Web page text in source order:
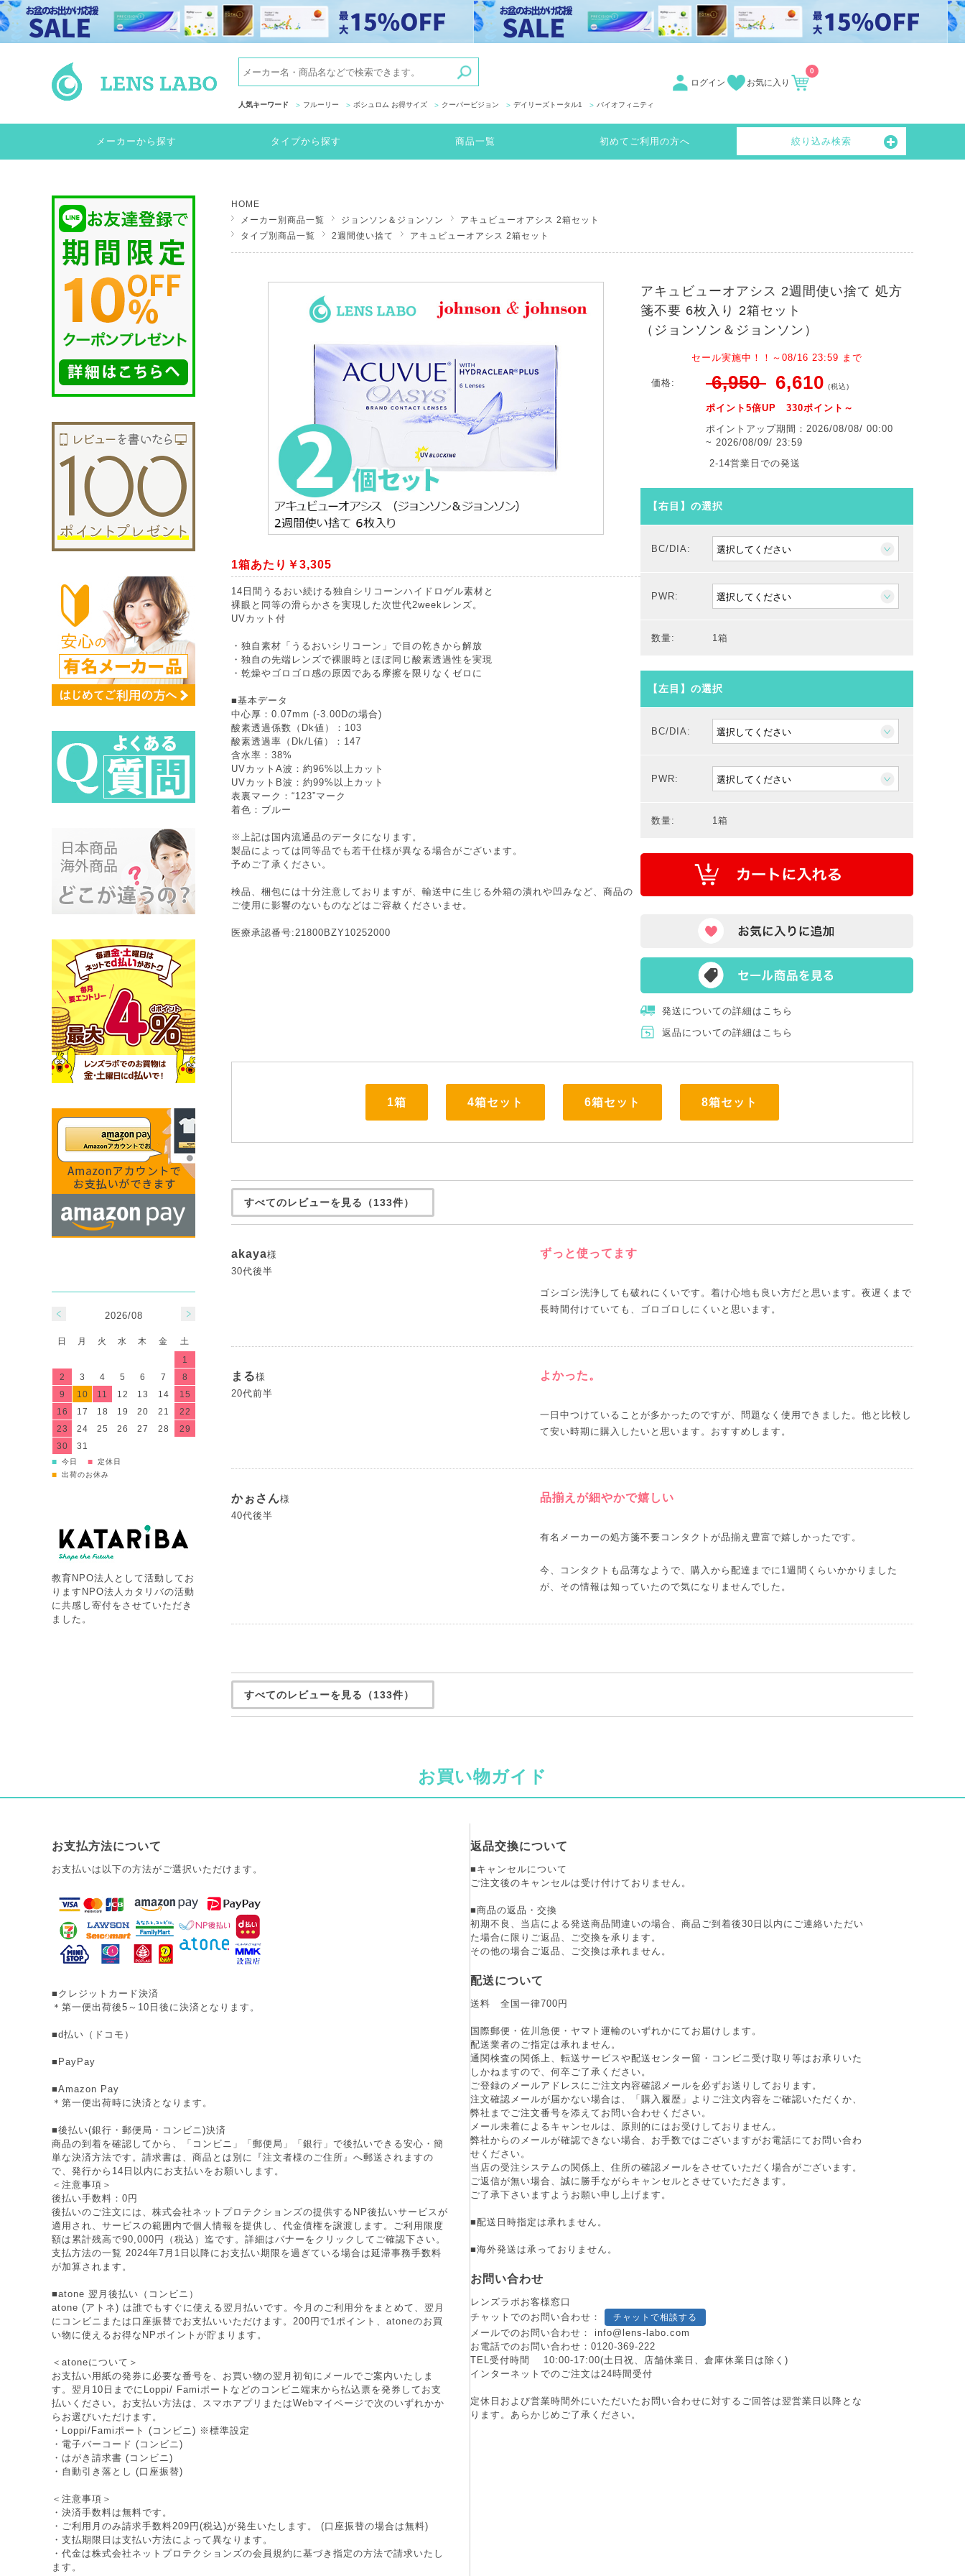
人気キーワード フルーリー ボシュロム お得サイズ クーパービジョン デイリーズトータル1 バイオフィニティ
ログイン お気に入り
0
メーカーから探す タイプから探す 商品一覧 初めてご利用の方へ 絞り込み検索
HOME
メーカー別商品一覧
ジョンソン＆ジョンソン
アキュビューオアシス 2箱セット
タイプ別商品一覧
2週間使い捨て アキュビューオアシス 2箱セット
1箱あたり￥3,305
14日間うるおい続ける独自シリコーンハイドロゲル素材と
裸眼と同等の滑らかさを実現した次世代2weekレンズ。
UVカット付
・独自素材「うるおいシリコーン」で目の乾きから解放
・独自の先端レンズで裸眼時とほぼ同じ酸素透過性を実現
・乾燥やゴロゴロ感の原因である摩擦を限りなくゼロに
■基本データ
中心厚：0.07mm (-3.00Dの場合)
酸素透過係数（Dk値）：103
酸素透過率（Dk/L値）：147
含水率：38%
UVカットA波：約96%以上カット
UVカットB波：約99%以上カット
表裏マーク：“123”マーク
着色：ブルー
※上記は国内流通品のデータになります。
製品によっては同等品でも若干仕様が異なる場合がございます。
予めご了承ください。
検品、梱包には十分注意しておりますが、輸送中に生じる外箱の潰れや凹みなど、商品の
ご使用に影響のないものなどはご容赦くださいませ。
医療承認番号:21800BZY10252000
アキュビューオアシス 2週間使い捨て 処方
箋不要 6枚入り 2箱セット
（ジョンソン＆ジョンソン）
セール実施中！！～08/16 23:59 まで
価格: 6,950 6,610 (税込)
ポイント5倍UP 330ポイント～
ポイントアップ期間：2026/08/08/ 00:00
~ 2026/08/09/ 23:59
2-14営業日での発送
【右目】の選択
BC/DIA:
PWR:
数量: 1箱
【左目】の選択
BC/DIA:
PWR:
数量: 1箱
発送についての詳細はこちら
返品についての詳細はこちら
1箱 4箱セット 6箱セット 8箱セット
すべてのレビューを見る（133件）
akaya様
30代後半
ずっと使ってます
ゴシゴシ洗浄しても破れにくいです。着け心地も良い方だと思います。夜遅くまで
長時間付けていても、ゴロゴロしにくいと思います。
まる様
20代前半
よかった。
一日中つけていることが多かったのですが、問題なく使用できました。他と比較し
て安い時期に購入したいと思います。おすすめします。
かぉさん様
40代後半
品揃えが細やかで嬉しい
有名メーカーの処方箋不要コンタクトが品揃え豊富で嬉しかったです。
今、コンタクトも品薄なようで、購入から配達までに1週間くらいかかりました
が、その情報は知っていたので気になりませんでした。
すべてのレビューを見る（133件）
2026/08
日 月 火 水 木 金
土
1
2
3 4 5 6 7
8
9
10 11 12 13 14
15
16
17 18 19 20 21
22
23
24 25 26 27 28
29
30
31
■ 今日 ■ 定休日
■ 出荷のお休み
教育NPO法人として活動してお
りますNPO法人カタリバの活動
に共感し寄付をさせていただき
ました。
お買い物ガイド
お支払方法について
お支払いは以下の方法がご選択いただけます。
■クレジットカード決済
＊第一便出荷後5～10日後に決済となります。
■d払い（ドコモ）
■PayPay
■Amazon Pay
＊第一便出荷時に決済となります。
■後払い(銀行・郵便局・コンビニ)決済
商品の到着を確認してから、「コンビニ」「郵便局」「銀行」で後払いできる安心・簡
単な決済方法です。請求書は、商品とは別に『注文者様のご住所』へ郵送されますの
で、発行から14日以内にお支払いをお願いします。
＜注意事項＞
後払い手数料：0円
後払いのご注文には、株式会社ネットプロテクションズの提供するNP後払いサービスが
適用され、サービスの範囲内で個人情報を提供し、代金債権を譲渡します。ご利用限度
額は累計残高で90,000円（税込）迄です。詳細はバナーをクリックしてご確認下さい。
支払方法の一覧 2024年7月1日以降にお支払い期限を過ぎている場合は延滞事務手数料
が加算されます。
■atone 翌月後払い（コンビニ）
atone (アトネ) は誰でもすぐに使える翌月払いです。今月のご利用分をまとめて、翌月
にコンビニまたは口座振替でお支払いいただけます。200円で1ポイント、atoneのお買
い物に使えるお得なNPポイントが貯まります。
＜atoneについて＞
お支払い用紙の発券に必要な番号を、お買い物の翌月初旬にメールでご案内いたしま
す。翌月10日までにLoppi/ Famiポートなどのコンビニ端末から払込票を発券してお支
払いください。お支払い方法は、スマホアプリまたはWebマイページで次のいずれかか
らお選びいただけます。
・Loppi/Famiポート (コンビニ) ※標準設定
・電子バーコード (コンビニ)
・はがき請求書 (コンビニ)
・自動引き落とし (口座振替)
＜注意事項＞
・決済手数料は無料です。
・ご利用月のみ請求手数料209円(税込)が発生いたします。 (口座振替の場合は無料)
・支払期限日は支払い方法によって異なります。
・代金は株式会社ネットプロテクションズの会員規約 に基づき指定の方法で請求いたし
ます。
返品交換について
■キャンセルについて
ご注文後のキャンセルは受け付けておりません。
■商品の返品・交換
初期不良、当店による発送商品間違いの場合、商品ご到着後30日以内にご連絡いただい
た場合に限りご返品、ご交換を承ります。
その他の場合ご返品、ご交換は承れません。
配送について
送料 全国一律700円
国際郵便・佐川急便・ヤマト運輸のいずれかにてお届けします。
配送業者のご指定は承れません。
通関検査の関係上、転送サービスや配送センター留・コンビニ受け取り等はお承りいた
しかねますので、何卒ご了承ください。
ご登録のメールアドレスにご注文内容確認メールを必ずお送りしております。
注文確認メールが届かない場合は、「購入履歴」よりご注文内容をご確認いただくか、
弊社までご注文番号を添えてお問い合わせください。
メール未着によるキャンセルは、原則的にはお受けしておりません。
弊社からのメールが確認できない場合、お手数ではございますがお電話にてお問い合わ
せください。
当店の受注システムの関係上、住所の確認メールをさせていただく場合がございます。
ご返信が無い場合、誠に勝手ながらキャンセルとさせていただきます。
ご了承下さいますようお願い申し上げます。
■配送日時指定は承れません。
■海外発送は承っておりません。
お問い合わせ
レンズラボお客様窓口
チャットでのお問い合わせ：
チャットで相談する
メールでのお問い合わせ： info@lens-labo.com
お電話でのお問い合わせ： 0120-369-222
TEL受付時間 10:00-17:00(土日祝、店舗休業日、倉庫休業日は除く)
インターネットでのご注文は24時間受付
定休日および営業時間外にいただいたお問い合わせに対するご回答は翌営業日以降とな
ります。あらかじめご了承ください。